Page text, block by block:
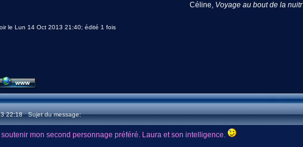
Céline, Voyage au bout de la nuitr
le Lun 14 Oct 2013 21:40; édité 1 fois
22:18 Sujet du message:
mon second personnage préféré. Laura et son intelligence.